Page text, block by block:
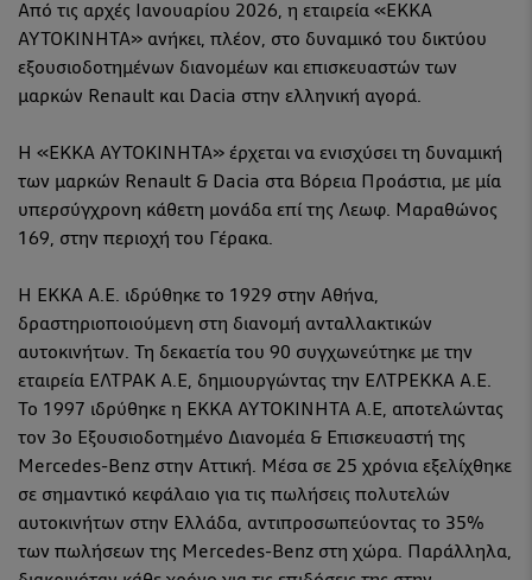
Από τις αρχές Ιανουαρίου 2026, η εταιρεία «ΕΚΚΑ
ΑΥΤΟΚΙΝΗΤΑ» ανήκει, πλέον, στο δυναμικό του δικτύου
εξουσιοδοτημένων διανομέων και επισκευαστών των
μαρκών Renault και Dacia στην ελληνική αγορά.
Η «ΕΚΚΑ ΑΥΤΟΚΙΝΗΤΑ» έρχεται να ενισχύσει τη δυναμική
των μαρκών Renault & Dacia στα Βόρεια Προάστια, με μία
υπερσύγχρονη κάθετη μονάδα επί της Λεωφ. Μαραθώνος
169, στην περιοχή του Γέρακα.
Η EKKA A.E. ιδρύθηκε το 1929 στην Αθήνα,
δραστηριοποιούμενη στη διανομή ανταλλακτικών
αυτοκινήτων. Τη δεκαετία του 90 συγχωνεύτηκε με την
εταιρεία ΕΛΤΡΑΚ Α.Ε, δημιουργώντας την ΕΛΤΡΕΚΚΑ Α.Ε.
Το 1997 ιδρύθηκε η ΕΚΚΑ ΑΥΤΟΚΙΝΗΤΑ Α.Ε, αποτελώντας
τον 3ο Εξουσιοδοτημένο Διανομέα & Επισκευαστή της
Mercedes-Benz στην Αττική. Μέσα σε 25 χρόνια εξελίχθηκε
σε σημαντικό κεφάλαιο για τις πωλήσεις πολυτελών
αυτοκινήτων στην Ελλάδα, αντιπροσωπεύοντας το 35%
των πωλήσεων της Mercedes-Benz στη χώρα. Παράλληλα,